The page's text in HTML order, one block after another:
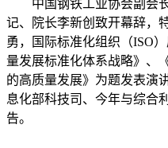
中国钢铁工业协会副会长
记、院长李新创致开幕辞，
勇，国际标准化组织（ISO
量发展标准化体系战略》、
的高质量发展》为题发表演
息化部科技司、今年与综合
告。